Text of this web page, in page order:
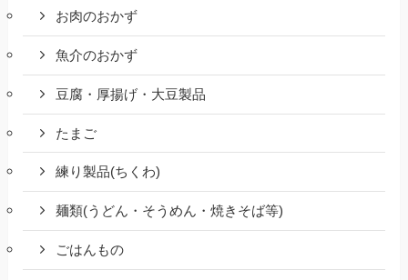
お肉のおかず
魚介のおかず
豆腐・厚揚げ・大豆製品
たまご
練り製品(ちくわ)
麺類(うどん・そうめん・焼きそば等)
ごはんもの